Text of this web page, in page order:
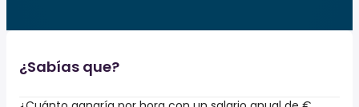
¿Sabías que?